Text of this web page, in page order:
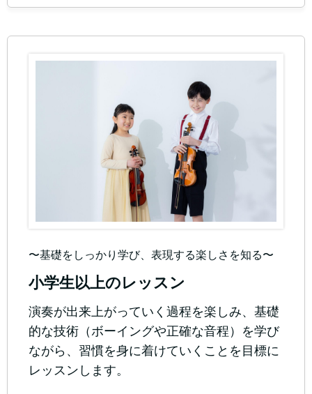
〜基礎をしっかり学び、表現する楽しさを知る〜
小学生以上のレッスン
演奏が出来上がっていく過程を楽しみ、基礎
的な技術（ボーイングや正確な音程）を学び
ながら、習慣を身に着けていくことを目標に
レッスンします。